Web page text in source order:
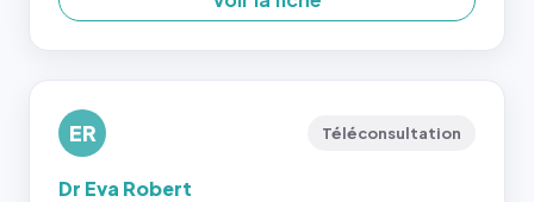
ER Téléconsultation
Dr Eva Robert